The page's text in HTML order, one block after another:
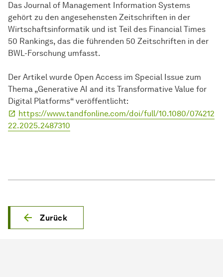
Das Journal of Management Information Systems
gehört zu den angesehensten Zeitschriften in der
Wirtschaftsinformatik und ist Teil des Financial Times
50 Rankings, das die führenden 50 Zeitschriften in der
BWL-Forschung umfasst.
Der Artikel wurde Open Access im Special Issue zum
Thema „Generative AI and its Transformative Value for
Digital Platforms“ veröffentlicht:
https://www.tandfonline.com/doi/full/10.1080/074212
22.2025.2487310
Zurück